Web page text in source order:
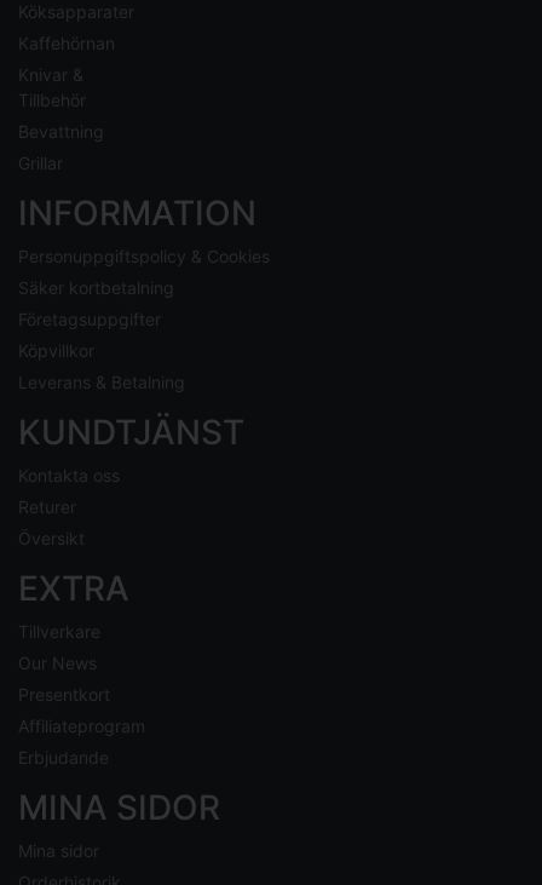
Köksapparater
Kaffehörnan
Knivar &
Tillbehör
Bevattning
Grillar
INFORMATION
Personuppgiftspolicy & Cookies
Säker kortbetalning
Företagsuppgifter
Köpvillkor
Leverans & Betalning
KUNDTJÄNST
Kontakta oss
Returer
Översikt
EXTRA
Tillverkare
Our News
Presentkort
Affiliateprogram
Erbjudande
MINA SIDOR
Mina sidor